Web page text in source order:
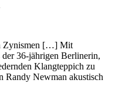
Zynismen […] Mit
der 36-jährigen Berlinerin,
Klangteppich zu
Randy Newman akustisch